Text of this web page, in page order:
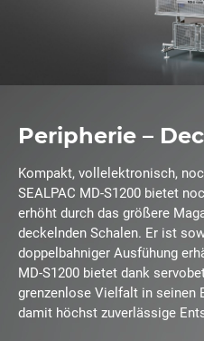
Peripherie –
Kompakt, vollelektronisch,
SEALPAC MD-S1200 bietet
erhöht durch das größere
deckelnden Schalen. Er ist
doppelbahniger Ausfühung
MD-S1200 bietet dank
grenzenlose Vielfalt in seinen
damit höchst zuverlässige